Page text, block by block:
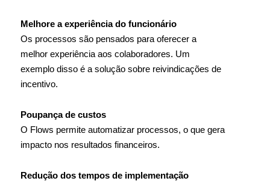
Melhore a experiência do funcionário
Os processos são pensados ​​para oferecer a
melhor experiência aos colaboradores. Um
exemplo disso é a solução sobre reivindicações de
incentivo.
Poupança de custos
O Flows permite automatizar processos, o que gera
impacto nos resultados financeiros.
Redução dos tempos de implementação